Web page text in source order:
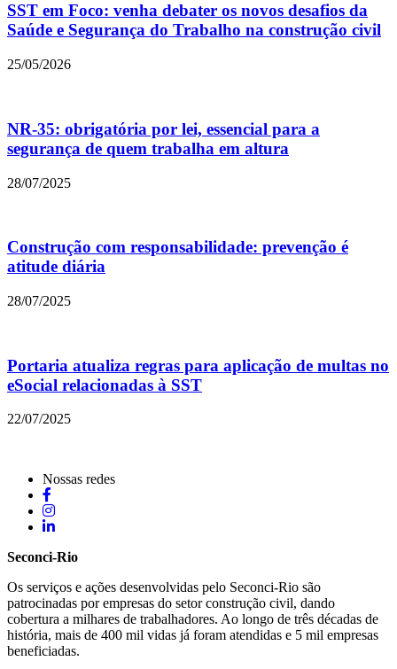
SST em Foco: venha debater os novos desafios da
Saúde e Segurança do Trabalho na construção civil
25/05/2026
NR-35: obrigatória por lei, essencial para a
segurança de quem trabalha em altura
28/07/2025
Construção com responsabilidade: prevenção é
atitude diária
28/07/2025
Portaria atualiza regras para aplicação de multas no
eSocial relacionadas à SST
22/07/2025
Nossas redes
Seconci-Rio
Os serviços e ações desenvolvidas pelo Seconci-Rio são
patrocinadas por empresas do setor construção civil, dando
cobertura a milhares de trabalhadores. Ao longo de três décadas de
história, mais de 400 mil vidas já foram atendidas e 5 mil empresas
beneficiadas.